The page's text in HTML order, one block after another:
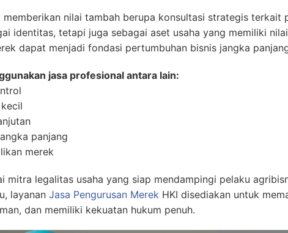
nilai tambah berupa konsultasi strategis terkait
identitas, tetapi juga sebagai aset usaha yang memiliki
dapat menjadi fondasi pertumbuhan bisnis jangka
jasa profesional antara lain:
panjang
merek
mitra legalitas usaha yang siap mendampingi pelaku
layanan Jasa Pengurusan Merek HKI disediakan untuk
dan memiliki kekuatan hukum penuh.